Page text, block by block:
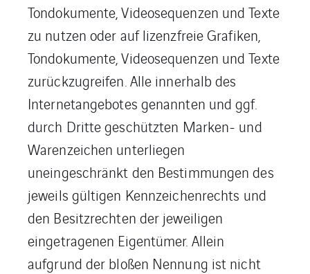
Tondokumente, Videosequenzen und Texte
zu nutzen oder auf lizenzfreie Grafiken,
Tondokumente, Videosequenzen und Texte
zurückzugreifen. Alle innerhalb des
Internetangebotes genannten und ggf.
durch Dritte geschützten Marken- und
Warenzeichen unterliegen
uneingeschränkt den Bestimmungen des
jeweils gültigen Kennzeichenrechts und
den Besitzrechten der jeweiligen
eingetragenen Eigentümer. Allein
aufgrund der bloßen Nennung ist nicht